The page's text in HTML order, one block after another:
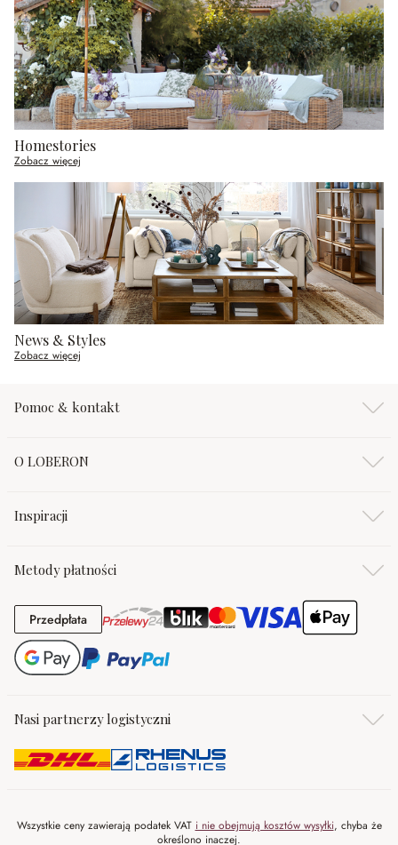
Homestories
Zobacz więcej
News & Styles
Zobacz więcej
Pomoc & kontakt
O LOBERON
Inspiracji
Metody płatności
PrzedpłataPrzedpłata
Nasi partnerzy logistyczni
Wszystkie ceny zawierają podatek VAT i nie obejmują kosztów wysyłki, chyba że
określono inaczej.